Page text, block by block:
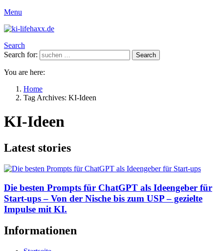
Menu
Search
Search for:
Search
You are here:
Home
Tag Archives: KI-Ideen
KI-Ideen
Latest stories
Die besten Prompts für ChatGPT als Ideengeber für
Start-ups – Von der Nische bis zum USP – gezielte
Impulse mit KI.
Informationen